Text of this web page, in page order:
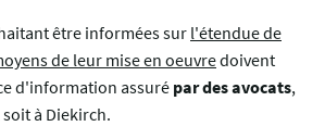
être informées sur l'étendue de
de leur mise en oeuvredoivent
d'information assuré par des avocats,
à Diekirch.